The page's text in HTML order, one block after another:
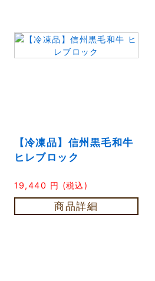
【冷凍品】信州黒毛和牛
ヒレブロック
19,440 円 (税込)
商品詳細